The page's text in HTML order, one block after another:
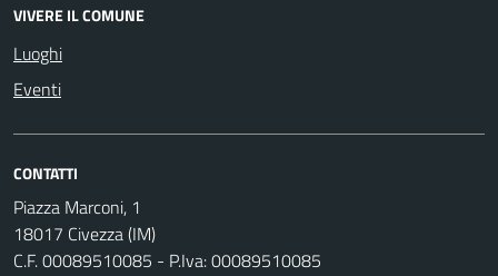
VIVERE IL COMUNE
Luoghi
Eventi
CONTATTI
Piazza Marconi, 1
18017 Civezza (IM)
C.F. 00089510085 - P.Iva: 00089510085